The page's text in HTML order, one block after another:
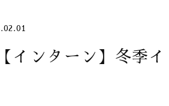
インターン】冬季